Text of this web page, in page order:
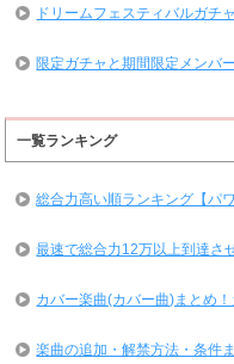
ドリームフェスティバルガチ
限定ガチャと期間限定メンバ
一覧ランキング
総合力高い順ランキング【パ
最速で総合力12万以上到達さ
カバー楽曲(カバー曲)まとめ
楽曲の追加・解禁方法・条件